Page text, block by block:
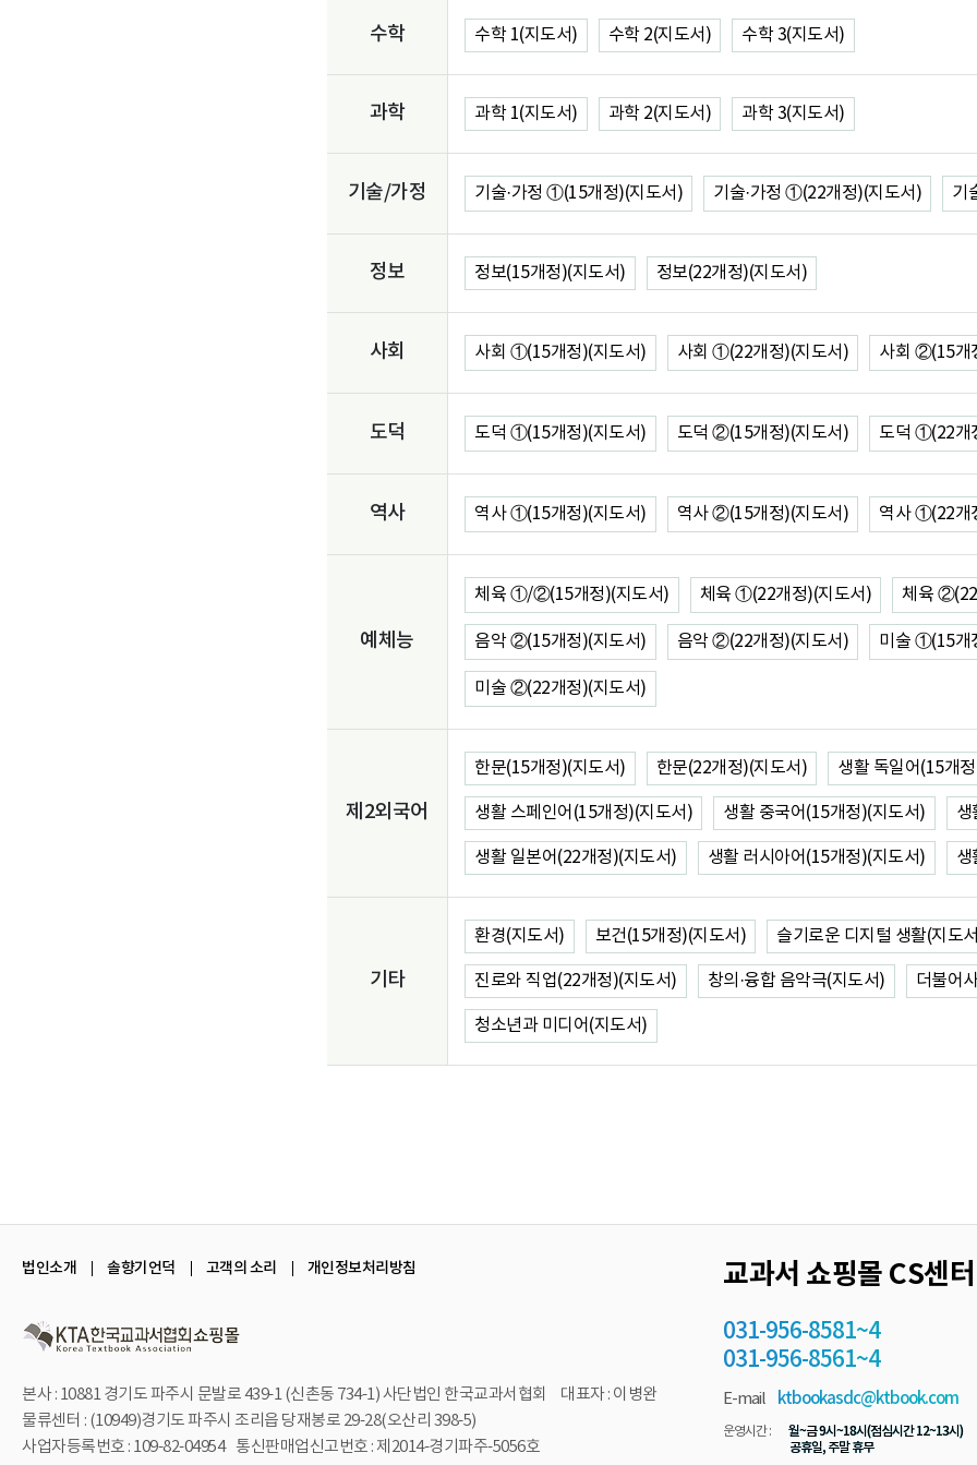
수학 수학 1(지도서) 수학 2(지도서) 수학 3(지도서)
과학 과학 1(지도서) 과학 2(지도서) 과학 3(지도서)
기술/가정 기술·가정 ①(15개정)(지도서) 기술·가정 ①(22개정)(지도서) 기
정보 정보(15개정)(지도서) 정보(22개정)(지도서)
사회 사회 ①(15개정)(지도서) 사회 ①(22개정)(지도서) 사회 ②(15개
도덕 도덕 ①(15개정)(지도서) 도덕 ②(15개정)(지도서) 도덕 ①(22개
역사 역사 ①(15개정)(지도서) 역사 ②(15개정)(지도서) 역사 ①(22개
예체능
체육 ①/②(15개정)(지도서) 체육 ①(22개정)(지도서) 체육
음악 ②(15개정)(지도서) 음악 ②(22개정)(지도서) 미술 ①(15개
미술 ②(22개정)(지도서)
제2외국어
한문(15개정)(지도서) 한문(22개정)(지도서) 생활 독일어(15개
생활 스페인어(15개정)(지도서) 생활 중국어(15개정)(지도서) 생
생활 일본어(22개정)(지도서) 생활 러시아어(15개정)(지도서) 생
기타
환경(지도서) 보건(15개정)(지도서) 슬기로운 디지털 생활(지도
진로와 직업(22개정)(지도서) 창의·융합 음악극(지도서) 더불어
청소년과 미디어(지도서)
법인소개 솔향기언덕 고객의 소리 개인정보처리방침
본사 : 10881 경기도 파주시 문발로 439-1 (신촌동 734-1)사단법인 한국교과서협회 대표자 : 이병완
물류센터 : (10949)경기도 파주시 조리읍 당재봉로 29-28(오산리 398-5)
사업자등록번호 : 109-82-04954
통신판매업신고번호 : 제2014-경기파주-5056호
교과서 쇼핑몰 CS센터
031-956-8581~4
031-956-8561~4
E-mail ktbookasdc@ktbook.com
운영시간 :
월~금 9시~18시(점심시간 12~13시)
공휴일, 주말 휴무